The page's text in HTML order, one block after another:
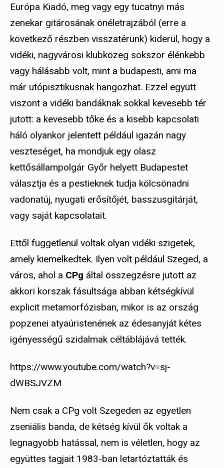
Európa Kiadó, meg vagy egy tucatnyi más
zenekar gitárosának önéletrajzából (erre a
következő részben visszatérünk) kiderül, hogy a
vidéki, nagyvárosi klubközeg sokszor élénkebb
vagy hálásabb volt, mint a budapesti, ami ma
már utópisztikusnak hangozhat. Ezzel együtt
viszont a vidéki bandáknak sokkal kevesebb tér
jutott: a kevesebb tőke és a kisebb kapcsolati
háló olyankor jelentett például igazán nagy
veszteséget, ha mondjuk egy olasz
kettősállampolgár Győr helyett Budapestet
választja és a pestieknek tudja kölcsönadni
vadonatúj, nyugati erősítőjét, basszusgitárját,
vagy saját kapcsolatait.
Ettől függetlenül voltak olyan vidéki szigetek,
amely kiemelkedtek. Ilyen volt például Szeged, a
város, ahol a CPg által összegzésre jutott az
akkori korszak fásultsága abban kétségkívül
explicit metamorfózisban, mikor is az ország
popzenei atyaúristenének az édesanyját kétes
igényességű szidalmak céltáblájává tették.
https://www.youtube.com/watch?v=sj-
dWBSJVZM
Nem csak a CPg volt Szegeden az egyetlen
zseniális banda, de kétség kívül ők voltak a
legnagyobb hatással, nem is véletlen, hogy az
együttes tagjait 1983-ban letartóztatták és